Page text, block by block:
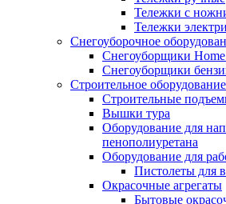
Тележки с
Тележки
Снегоуборочное
Снегоуборщики Home
Снегоуборщики
Строительное оборудование
Cтроительные
Вышки тура
Оборудование для
пенополиуретана
Оборудование для
Пистолеты для
Окрасочные агрегаты
Бытовые